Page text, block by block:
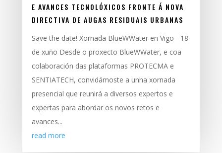
E AVANCES TECNOLÓXICOS FRONTE Á NOVA
DIRECTIVA DE AUGAS RESIDUAIS URBANAS
Save the date! Xornada BlueWWater en Vigo - 18
de xuño Desde o proxecto BlueWWater, e coa
colaboración das plataformas PROTECMA e
SENTIATECH, convidámoste a unha xornada
presencial que reunirá a diversos expertos e
expertas para abordar os novos retos e
avances...
read more